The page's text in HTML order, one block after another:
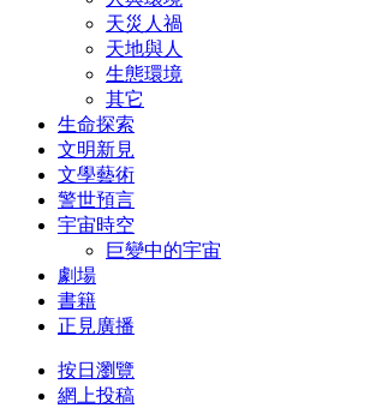
天災人禍
天地與人
生態環境
其它
生命探索
文明新見
文學藝術
警世預言
宇宙時空
巨變中的宇宙
劇場
書籍
正見廣播
按日瀏覽
網上投稿